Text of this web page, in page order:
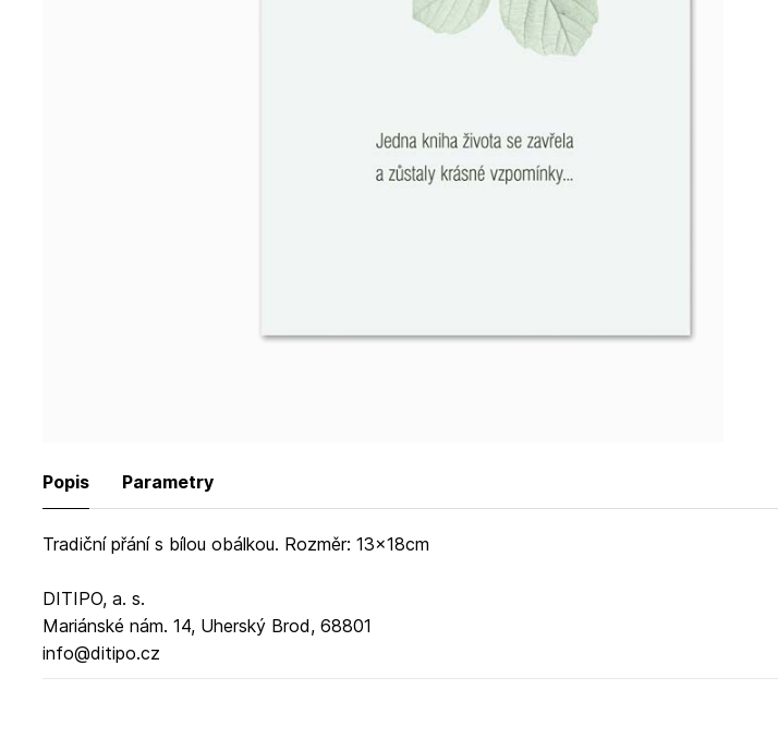
Popis Parametry
Tradiční přání s bílou obálkou. Rozměr: 13x18cm
DITIPO, a. s.
Mariánské nám. 14, Uherský Brod, 68801
info@ditipo.cz